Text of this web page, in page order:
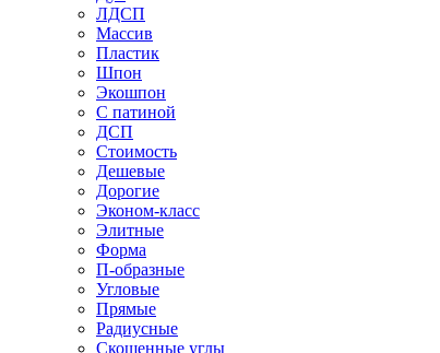
ЛДСП
Массив
Пластик
Шпон
Экошпон
С патиной
ДСП
Стоимость
Дешевые
Дорогие
Эконом-класс
Элитные
Форма
П-образные
Угловые
Прямые
Радиусные
Скошенные углы